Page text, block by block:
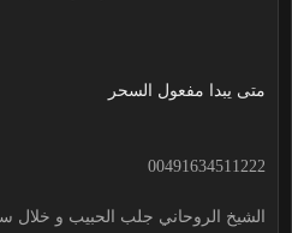
متى يبدا مفعول السحر
00491634511222